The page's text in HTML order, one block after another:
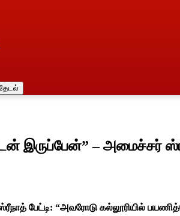
இருப்பேன்” – அமைச்சர்
பேட்டி: “அவரோடு கல்லூரியில்